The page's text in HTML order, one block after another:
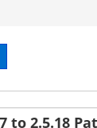
to 2.5.18